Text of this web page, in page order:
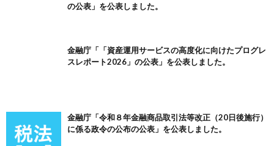
の公表」を公表しました。
金融庁「「資産運用サービスの高度化に向けたプログレ
スレポート2026」の公表」を公表しました。
金融庁「令和８年金融商品取引法等改正（20日後施行）
に係る政令の公布の公表」を公表しました。